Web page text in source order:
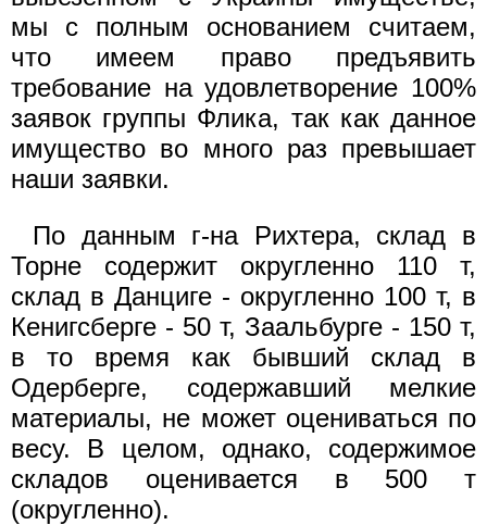
мы с полным основанием считаем,
что имеем право предъявить
требование на удовлетворение 100%
заявок группы Флика, так как данное
имущество во много раз превышает
наши заявки.
По данным г-на Рихтера, склад в
Торне содержит округленно 110 т,
склад в Данциге - округленно 100 т, в
Кенигсберге - 50 т, Заальбурге - 150 т,
в то время как бывший склад в
Одерберге, содержавший мелкие
материалы, не может оцениваться по
весу. В целом, однако, содержимое
складов оценивается в 500 т
(округленно).